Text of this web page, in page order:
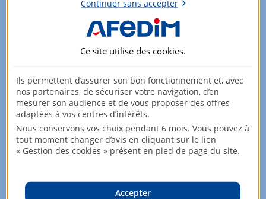
Nombre total de lots de la copropriété : 138
Surface : 40.19 m²
Surface du séjour : 22 m²
Agréments
Balcon
Fenêtre : Double
Continuer sans accepter
Ce site utilise des cookies.
Ils permettent d’assurer son bon fonctionnement et, avec
nos partenaires, de sécuriser votre navigation, d’en
mesurer son audience et de vous proposer des offres
adaptées à vos centres d’intérêts.
Nous conservons vos choix pendant 6 mois. Vous pouvez à
tout moment changer d’avis en cliquant sur le lien
« Gestion des cookies » présent en pied de page du site.
Accepter